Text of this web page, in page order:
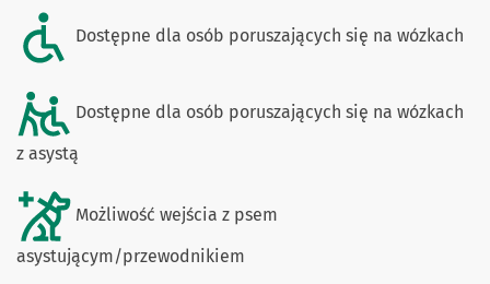
Dostępne dla osób poruszających się na wózkach
Dostępne dla osób poruszających się na wózkach
z asystą
Możliwość wejścia z psem
asystującym/przewodnikiem